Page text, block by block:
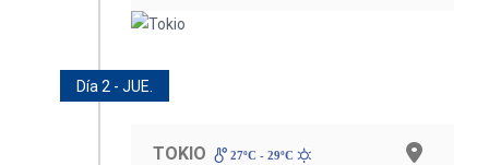
Día 2 - JUE.
TOKIO 27ºC - 29ºC